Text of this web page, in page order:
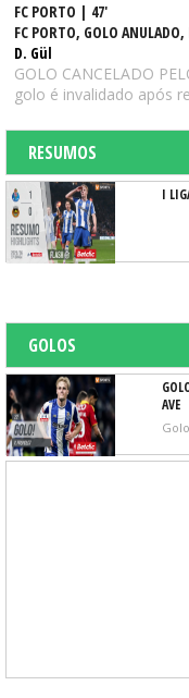
FC PORTO | 47'
FC PORTO, GOLO
D. Gül
GOLO CANCELADO
golo é invalidado após
RESUMOS
I
GOLOS
AVE